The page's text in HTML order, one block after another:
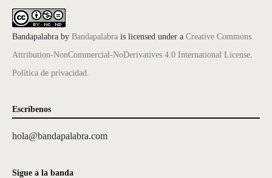
Bandapalabra by Bandapalabra is licensed under a Creative Commons
Attribution-NonCommercial-NoDerivatives 4.0 International License
Política de privacidad.
Escríbenos
hola@bandapalabra.com
Sigue a la banda